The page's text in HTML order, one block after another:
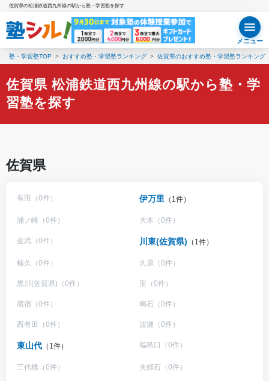
佐賀県の松浦鉄道西九州線の駅から塾・学習塾を探す
メニュー
塾・学習塾TOP おすすめ塾・学習塾ランキング 佐賀県のおすすめ塾・学習塾ランキング
佐賀県 松浦鉄道西九州線の駅から塾・学
習塾を探す
佐賀県
有田（0件） 伊万里 （1件）
浦ノ崎（0件） 大木（0件）
金武（0件） 川東(佐賀県) （1件）
楠久（0件） 久原（0件）
黒川(佐賀県)（0件） 里（0件）
蔵宿（0件） 鳴石（0件）
西有田（0件） 波瀬（0件）
東山代 （1件） 福島口（0件）
三代橋（0件） 夫婦石（0件）